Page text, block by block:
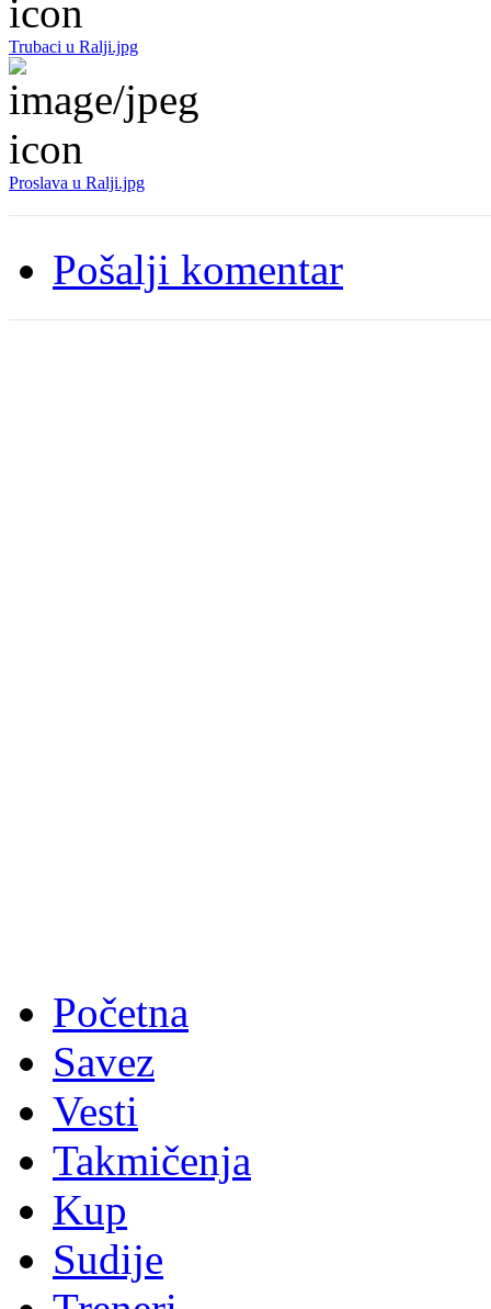
Trubaci u Ralji.jpg
Proslava u Ralji.jpg
Pošalji komentar
Početna
Savez
Vesti
Takmičenja
Kup
Sudije